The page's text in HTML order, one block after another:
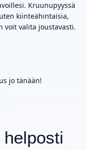
Kruunupyyssä
kiinteähintaisia,
voit valita joustavasti.
jo tänään!